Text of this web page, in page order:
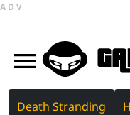
ADV
Death Stranding